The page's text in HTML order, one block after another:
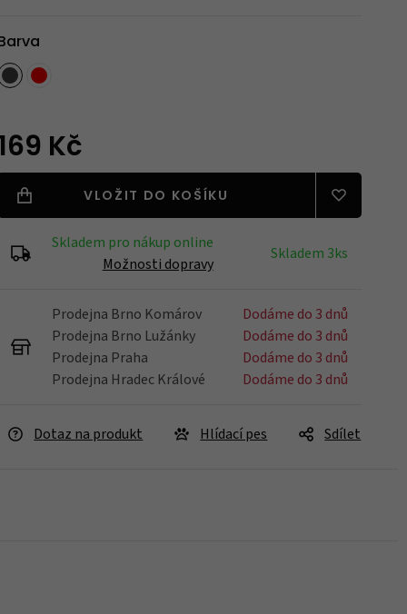
Nářadí
Zrcátka
Kč
VLOŽIT DO KOŠÍKU
Skladem pro nákup online
Možnosti dopravy
Skladem 3ks
Prodejna Brno Komárov
Dodáme do 3 dnů
Prodejna Brno Lužánky
Dodáme do 3 dnů
Prodejna Praha
Dodáme do 3 dnů
Prodejna Hradec Králové
Dodáme do 3 dnů
Dotaz na produkt Hlídací pes Sdílet